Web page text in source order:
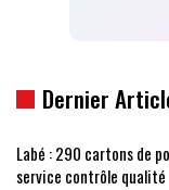
Dernier
Labé : 290 cartons de
service contrôle qualité